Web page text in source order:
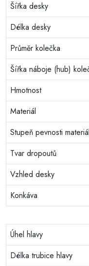
Šířka desky
Délka desky
Průměr kolečka
Šířka náboje (hub)
Hmotnost
Materiál
Stupeň pevnosti
Tvar dropoutů
Vzhled desky
Konkáva
Úhel hlavy
Délka trubice hlavy